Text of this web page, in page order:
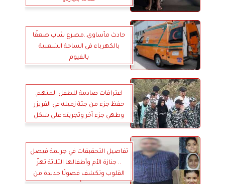
حادث مأساوي..مصرع شاب صعقًا
بالكهرباء في الساحة الشعبية
بالفيوم
اعترافات صادمة للطفل المتهم:
حفظ جزء من جثة زميله في الفريزر
وطهي جزء آخر وتجربته على شكل
تفاصيل التحقبقات في جريمة فيصل
.. جنازة الأم وأطفالها الثلاثة تهزّ
القلوب وتكشف فصولًا جديدة من